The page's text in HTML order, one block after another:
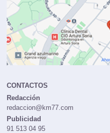
CONTACTOS
Redacción
redaccion@km77.com
Publicidad
91 513 04 95